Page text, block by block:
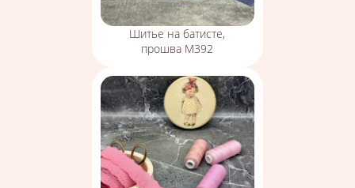
Шитье на батисте,
прошва М392